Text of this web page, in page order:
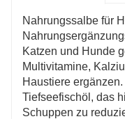
und die Immunität
Nahrungssalbe für
Katzen und Hunde
Multivitamine,
Haustiere
Tiefseefischöl, das
Schuppen zu